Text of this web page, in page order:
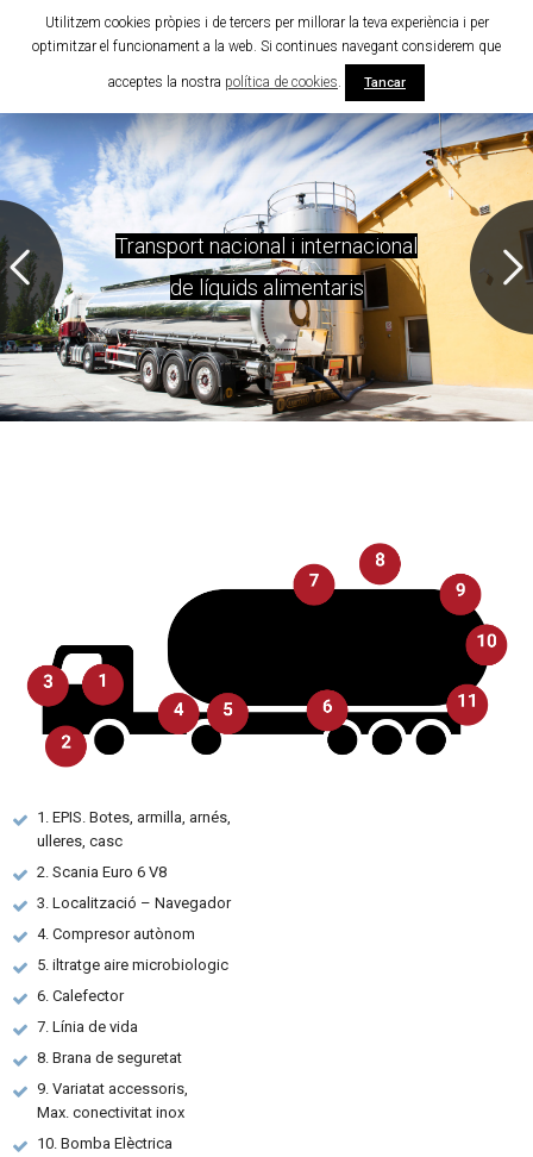
Transport nacional i internacional
de líquids alimentaris
1. EPIS. Botes, armilla, arnés,
ulleres, casc
2. Scania Euro 6 V8
3. Localització – Navegador
4. Compresor autònom
5. iltratge aire microbiologic
6. Calefector
7. Línia de vida
8. Brana de seguretat
9. Variatat accessoris,
Max. conectivitat inox
10. Bomba Elèctrica
Utilitzem cookies pròpies i de tercers per millorar la teva experiència i per
optimitzar el funcionament a la web. Si continues navegant considerem que
acceptes la nostra política de cookies Tancar